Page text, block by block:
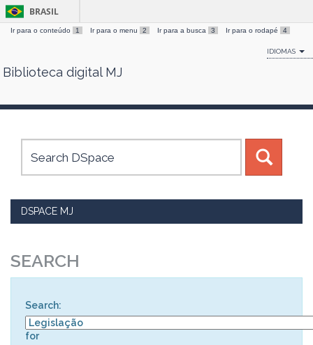
Skip
BRASIL
Ir para o conteúdo 1 Ir para o menu 2 Ir para a busca 3 Ir para o rodapé 4
IDIOMAS
Biblioteca digital MJ
DSPACE MJ
SEARCH
Search:
for